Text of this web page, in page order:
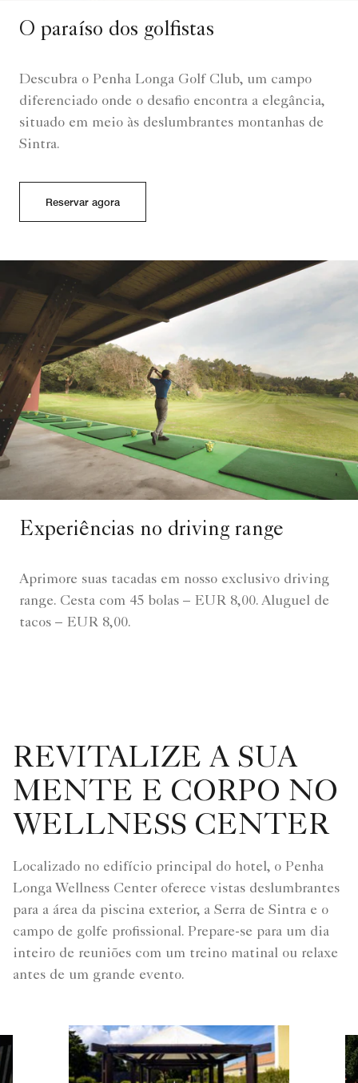
O paraíso dos golfistas
Descubra o Penha Longa Golf Club, um campo
diferenciado onde o desafio encontra a elegância,
situado em meio às deslumbrantes montanhas de
Sintra.
Reservar agora
Experiências no driving range
Aprimore suas tacadas em nosso exclusivo driving
range. Cesta com 45 bolas – EUR 8,00. Aluguel de
tacos – EUR 8,00.
REVITALIZE A SUA
MENTE E CORPO NO
WELLNESS CENTER
Localizado no edifício principal do hotel, o Penha
Longa Wellness Center oferece vistas deslumbrantes
para a área da piscina exterior, a Serra de Sintra e o
campo de golfe profissional. Prepare-se para um dia
inteiro de reuniões com um treino matinal ou relaxe
antes de um grande evento.